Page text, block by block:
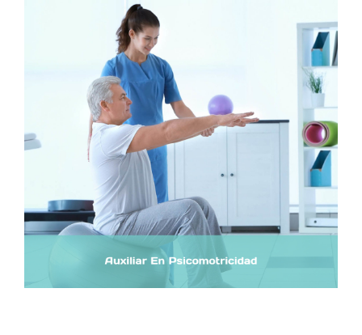
Certificados de Profesionalidad